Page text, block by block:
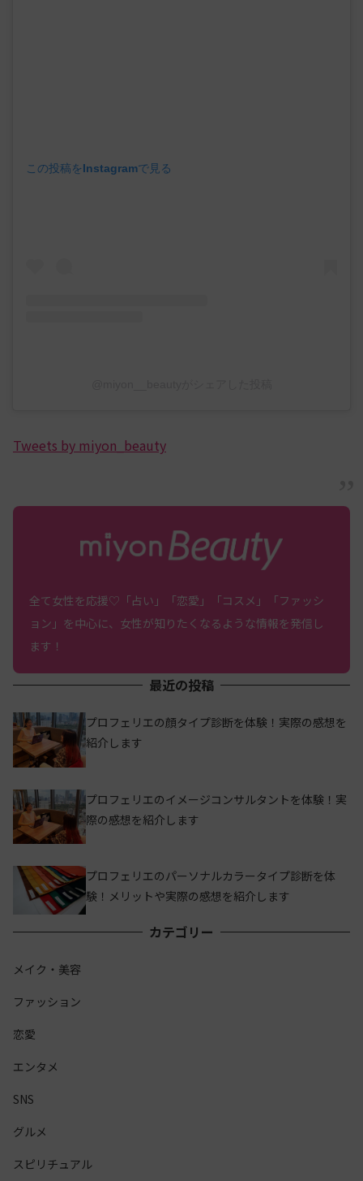
この投稿をInstagramで見る
Tweets by miyon_beauty
全て女性を応援♡「占い」「恋愛」「コスメ」「ファッシ
ョン」を中心に、女性が知りたくなるような情報を発信し
ます！
最近の投稿
プロフェリエの顔タイプ診断を体験！実際の感想を
紹介します
プロフェリエのイメージコンサルタントを体験！実
際の感想を紹介します
プロフェリエのパーソナルカラータイプ診断を体
験！メリットや実際の感想を紹介します
カテゴリー
メイク・美容
ファッション
恋愛
エンタメ
SNS
グルメ
スピリチュアル